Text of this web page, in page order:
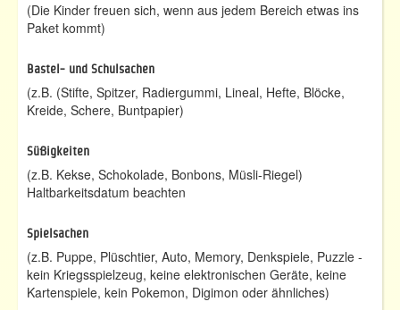
(Die Kinder freuen sich, wenn aus jedem Bereich etwas ins
Paket kommt)
Bastel- und Schulsachen
(z.B. (Stifte, Spitzer, Radiergummi, Lineal, Hefte, Blöcke,
Kreide, Schere, Buntpapier)
Süßigkeiten
(z.B. Kekse, Schokolade, Bonbons, Müsli-Riegel)
Haltbarkeitsdatum beachten
Spielsachen
(z.B. Puppe, Plüschtier, Auto, Memory, Denkspiele, Puzzle -
kein Kriegsspielzeug, keine elektronischen Geräte, keine
Kartenspiele, kein Pokemon, Digimon oder ähnliches)